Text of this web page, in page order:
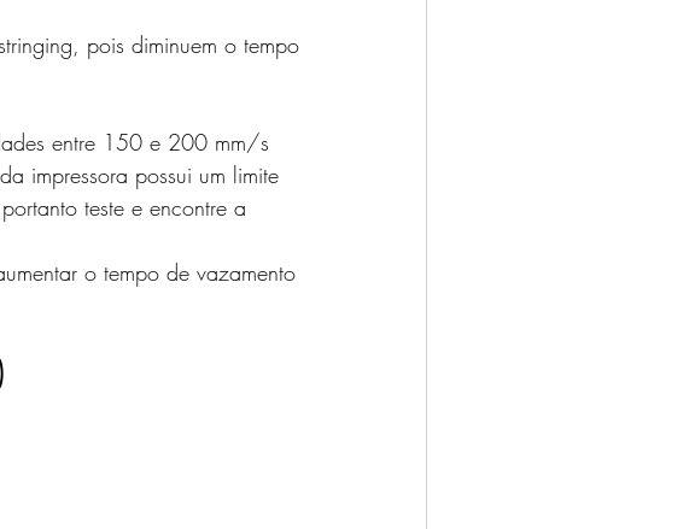
pois diminuem o tempo
entre 150 e 200 mm/s
impressora possui um limite
teste e encontre a
o tempo de vazamento